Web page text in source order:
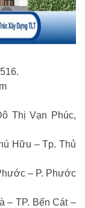
Thị Vạn Phúc,
Hữu – Tp. Thủ
– P. Phước
– TP. Bến Cát –